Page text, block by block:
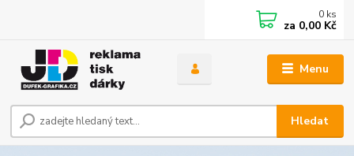
Menu
Hledat
0 ks
za 0,00 Kč